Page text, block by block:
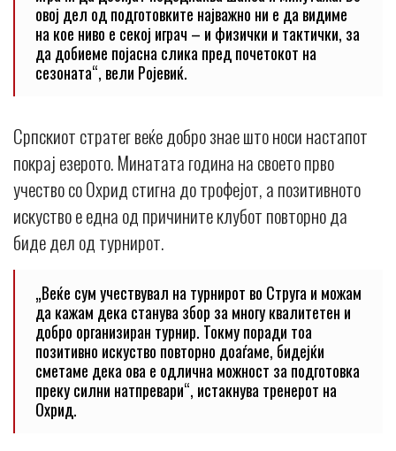
овој дел од подготовките најважно ни е да видиме
на кое ниво е секој играч – и физички и тактички, за
да добиеме појасна слика пред почетокот на
сезоната“, вели Ројевиќ.
Српскиот стратег веќе добро знае што носи настапот
покрај езерото. Минатата година на своето прво
учество со Охрид стигна до трофејот, а позитивното
искуство е една од причините клубот повторно да
биде дел од турнирот.
„Веќе сум учествувал на турнирот во Струга и можам
да кажам дека станува збор за многу квалитетен и
добро организиран турнир. Токму поради тоа
позитивно искуство повторно доаѓаме, бидејќи
сметаме дека ова е одлична можност за подготовка
преку силни натпревари“, истакнува тренерот на
Охрид.